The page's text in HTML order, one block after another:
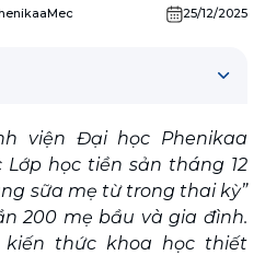
25/12/2025
viện Đại học Phenikaa
Lớp học tiền sản tháng 12
sữa mẹ từ trong thai kỳ”
200 mẹ bầu và gia đình.
thức khoa học thiết